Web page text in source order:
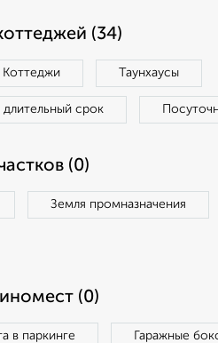
(34)
Коттеджи Таунхаусы
длительный срок
(0)
Земля промназначения
(0)
в паркинге Гаражные